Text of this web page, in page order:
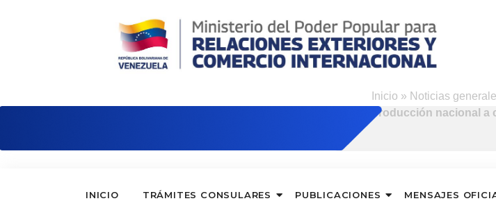
Inicio » Noticias
producción nacional
INICIO TRÁMITES CONSULARES PUBLICACIONES MENSAJES